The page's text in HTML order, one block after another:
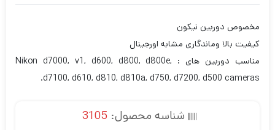
مخصوص دوربین نیکون
کیفیت بالا وماندگاری مشابه اورجینال
مناسب دوربین های : Nikon d7000, v1, d600, d800, d800e,
d7100, d610, d810, d810a, d750, d7200, d500 cameras.
شناسه محصول:3105